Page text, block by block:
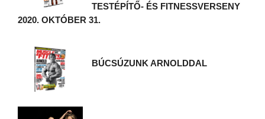
TESTÉPÍTŐ- ÉS FITNESSVERSENY
2020. OKTÓBER 31.
BÚCSÚZUNK ARNOLDDAL